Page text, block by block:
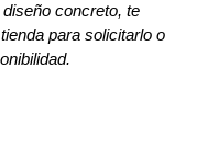
concreto, te
para solicitarlo o